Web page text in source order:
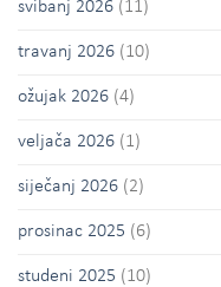
svibanj 2026 (11)
travanj 2026 (10)
ožujak 2026 (4)
veljača 2026 (1)
siječanj 2026 (2)
prosinac 2025 (6)
studeni 2025 (10)